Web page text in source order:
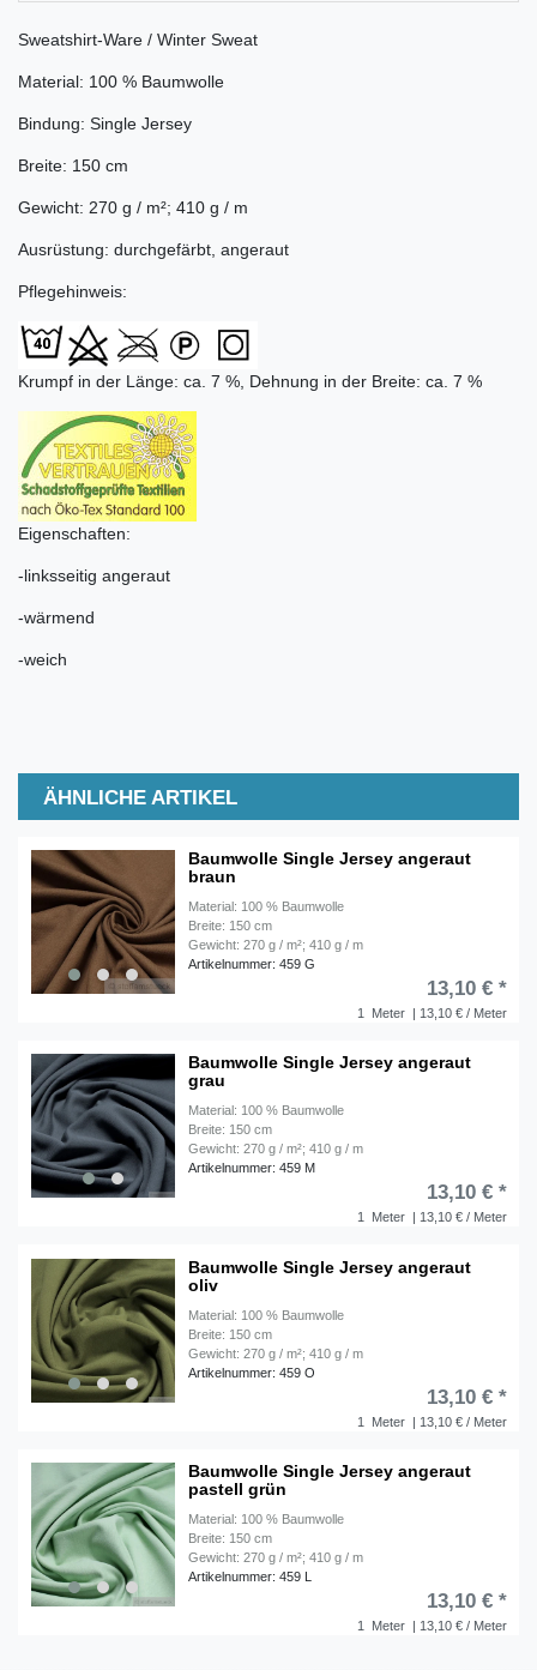
Sweatshirt-Ware / Winter Sweat
Material: 100 % Baumwolle
Bindung: Single Jersey
Breite: 150 cm
Gewicht: 270 g / m²; 410 g / m
Ausrüstung: durchgefärbt, angeraut
Pflegehinweis:
Krumpf in der Länge: ca. 7 %, Dehnung in der Breite: ca. 7 %
Eigenschaften:
-linksseitig angeraut
-wärmend
-weich
ÄHNLICHE ARTIKEL
Baumwolle Single Jersey angeraut
braun
Material: 100 % Baumwolle
Breite: 150 cm
Gewicht: 270 g / m²; 410 g / m
Artikelnummer: 459 G
1 Meter | 13,10 € / Meter
13,10 € *
Baumwolle Single Jersey angeraut
grau
Material: 100 % Baumwolle
Breite: 150 cm
Gewicht: 270 g / m²; 410 g / m
Artikelnummer: 459 M
1 Meter | 13,10 € / Meter
13,10 € *
Baumwolle Single Jersey angeraut
oliv
Material: 100 % Baumwolle
Breite: 150 cm
Gewicht: 270 g / m²; 410 g / m
Artikelnummer: 459 O
1 Meter | 13,10 € / Meter
13,10 € *
Baumwolle Single Jersey angeraut
pastell grün
Material: 100 % Baumwolle
Breite: 150 cm
Gewicht: 270 g / m²; 410 g / m
Artikelnummer: 459 L
1 Meter | 13,10 € / Meter
13,10 € *